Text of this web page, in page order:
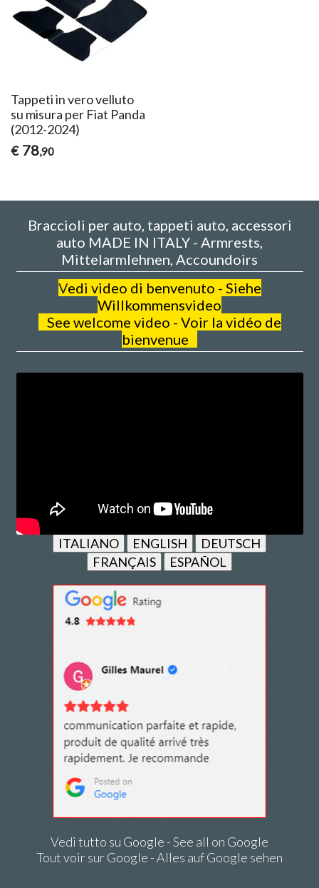
Tappeti in vero velluto
su misura per Fiat Panda
(2012-2024)
€ 78,90
Braccioli per auto, tappeti auto, accessori
auto MADE IN ITALY - Armrests,
Mittelarmlehnen, Accoundoirs
Vedi video di benvenuto - Siehe
Willkommensvideo
See welcome video - Voir la vidéo de
bienvenue
ITALIANO ENGLISH
DEUTSCH
FRANÇAIS
ESPAÑOL
Vedi tutto su Google - See all on Google
Tout voir sur Google - Alles auf Google sehen